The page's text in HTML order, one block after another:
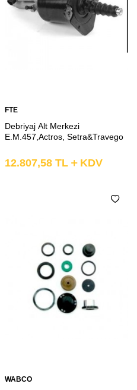
FTE
Debriyaj Alt Merkezi
E.M.457,Actros, Setra&Travego
12.807,58 TL KDV
WABCO